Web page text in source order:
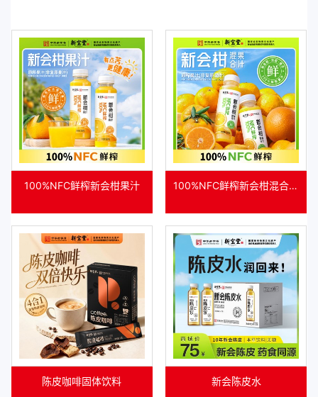
100%NFC鲜榨新会柑果汁
100%NFC鲜榨新会柑混合果
陈皮咖啡固体饮料 新会陈皮水